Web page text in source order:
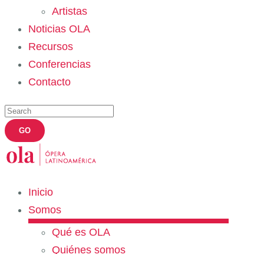
Artistas
Noticias OLA
Recursos
Conferencias
Contacto
Inicio
Somos
Qué es OLA
Quiénes somos